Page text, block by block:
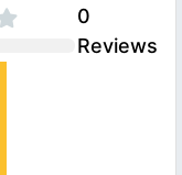
0
Reviews